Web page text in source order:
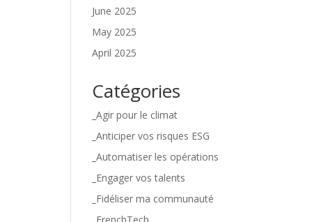
June 2025
May 2025
April 2025
Catégories
_Agir pour le climat
_Anticiper vos risques ESG
_Automatiser les opérations
_Engager vos talents
_Fidéliser ma communauté